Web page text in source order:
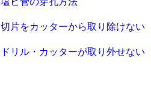
切片をカッターから取り除けない
ドリル・カッターが取り外せない